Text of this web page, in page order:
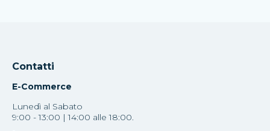
Contatti
E-Commerce
Lunedì al Sabato
9:00 - 13:00 | 14:00 alle 18:00.